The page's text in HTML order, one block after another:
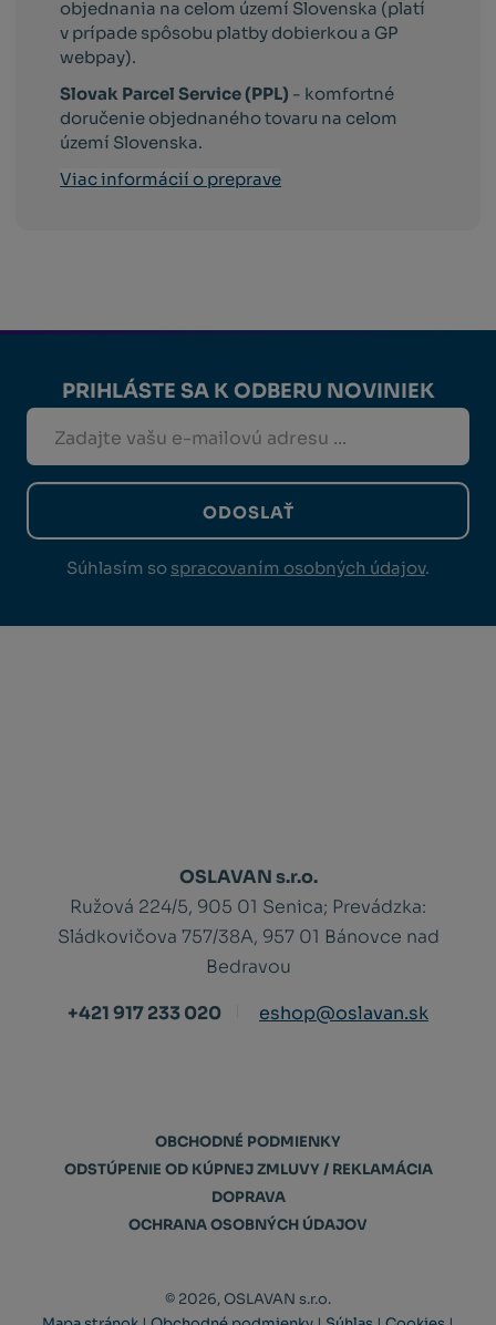
objednania na celom území Slovenska (platí
v prípade spôsobu platby dobierkou a GP
webpay).
Slovak Parcel Service (PPL) - komfortné
doručenie objednaného tovaru na celom
území Slovenska.
Viac informácií o preprave
PRIHLÁSTE SA K ODBERU NOVINIEK
ODOSLAŤ
Súhlasím so spracovaním osobných údajov.
OSLAVAN s.r.o.
Ružová 224/5, 905 01 Senica; Prevádzka:
Sládkovičova 757/38A, 957 01 Bánovce nad
Bedravou
+421 917 233 020
eshop@oslavan.sk
OBCHODNÉ PODMIENKY
ODSTÚPENIE OD KÚPNEJ ZMLUVY / REKLAMÁCIA
DOPRAVA
OCHRANA OSOBNÝCH ÚDAJOV
© 2026, OSLAVAN s.r.o.